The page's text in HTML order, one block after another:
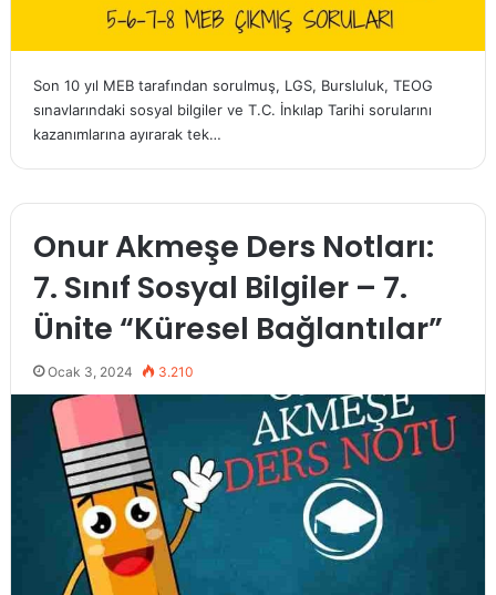
Son 10 yıl MEB tarafından sorulmuş, LGS, Bursluluk, TEOG
sınavlarındaki sosyal bilgiler ve T.C. İnkılap Tarihi sorularını
kazanımlarına ayırarak tek…
Onur Akmeşe Ders Notları:
7. Sınıf Sosyal Bilgiler – 7.
Ünite “Küresel Bağlantılar”
Ocak 3, 2024 3.210